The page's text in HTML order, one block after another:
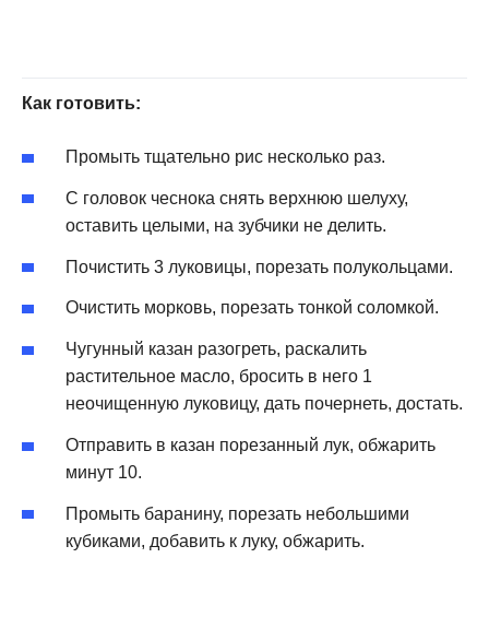
Как готовить:
Промыть тщательно рис несколько раз.
С головок чеснока снять верхнюю шелуху,
оставить целыми, на зубчики не делить.
Почистить 3 луковицы, порезать полукольцами.
Очистить морковь, порезать тонкой соломкой.
Чугунный казан разогреть, раскалить
растительное масло, бросить в него 1
неочищенную луковицу, дать почернеть, достать.
Отправить в казан порезанный лук, обжарить
минут 10.
Промыть баранину, порезать небольшими
кубиками, добавить к луку, обжарить.